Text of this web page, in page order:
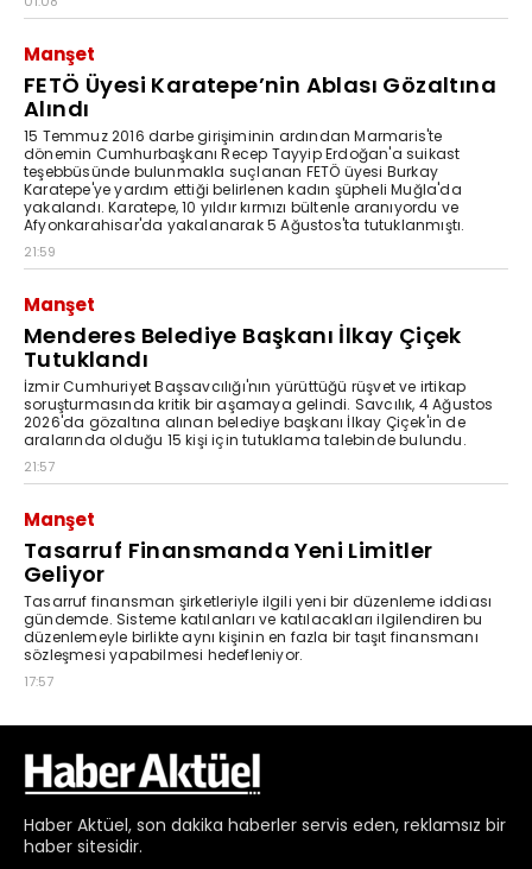
Haber Aktüel, son dakika haberler servis eden, reklamsız bir
haber sitesidir.